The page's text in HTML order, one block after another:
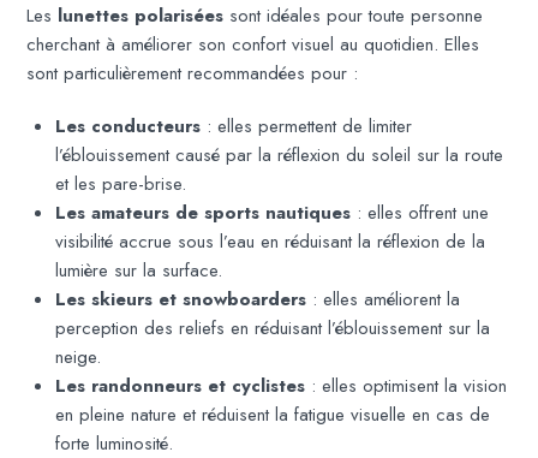
Les lunettes polarisées sont idéales pour toute personne
cherchant à améliorer son confort visuel au quotidien. Elles
sont particulièrement recommandées pour :
Les conducteurs : elles permettent de limiter
l’éblouissement causé par la réflexion du soleil sur la route
et les pare-brise.
Les amateurs de sports nautiques : elles offrent une
visibilité accrue sous l’eau en réduisant la réflexion de la
lumière sur la surface.
Les skieurs et snowboarders : elles améliorent la
perception des reliefs en réduisant l’éblouissement sur la
neige.
Les randonneurs et cyclistes : elles optimisent la vision
en pleine nature et réduisent la fatigue visuelle en cas de
forte luminosité.